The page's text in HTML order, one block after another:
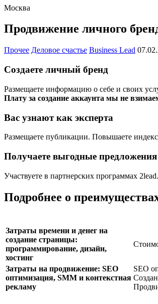
Москва
Продвижение личного
Прочее Деловое счастье Business Lead
Cоздаете личный бренд
Размещаете информацию о себе и своих
Плату за создание аккаунта мы не
Вас узнают как эксперта
Размещаете публикации. Повышаете
Получаете выгодные предложения
Участвуете в партнерских программах
Подробнее о
Затраты времени и денег на
создание страницы:
программирование, дизайн,
хостинг
Затраты на продвижение: SEO
оптимизация, SMM и контекстная
рекламу
SEO